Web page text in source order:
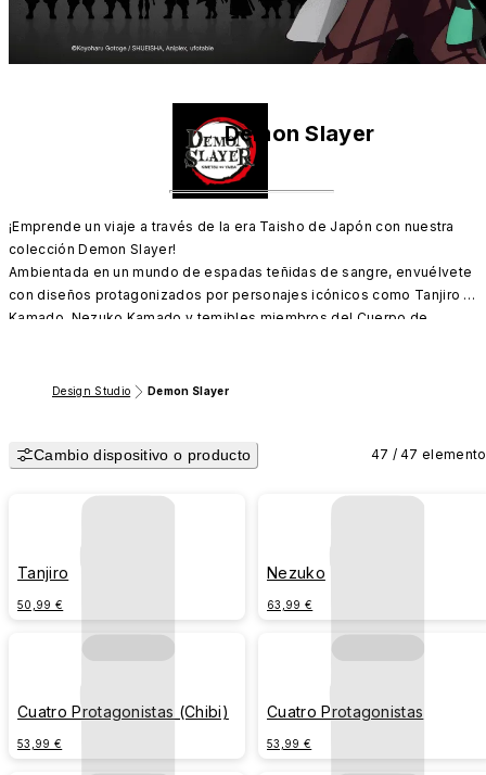
Demon Slayer
¡Emprende un viaje a través de la era Taisho de Japón con nuestra
colección Demon Slayer!
Ambientada en un mundo de espadas teñidas de sangre, envuélvete
con diseños protagonizados por personajes icónicos como Tanjiro
Kamado, Nezuko Kamado y temibles miembros del Cuerpo de
Solo disponible en Europa
Design Studio Demon Slayer
Cambio dispositivo o producto 47 / 47
Tanjiro
50,99 €
Nezuko
63,99 €
Cuatro Protagonistas (Chibi)
53,99 €
Cuatro Protagonistas
53,99 €